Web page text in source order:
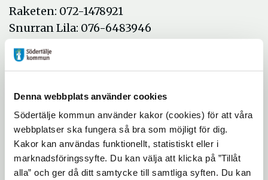
Denna webbplats använder cookies
Södertälje kommun använder kakor (cookies) för att våra
webbplatser ska fungera så bra som möjligt för dig.
Kakor kan användas funktionellt, statistiskt eller i
marknadsföringssyfte. Du kan välja att klicka på ”Tillåt
alla” och ger då ditt samtycke till samtliga syften. Du kan
Raketen: 072-1478921
Snurran Lila: 076-6483946
Snurran Grön: 076-6483946
Seglet: 076 10432267
Timglaset Blå: 076-1042694
Timglaset Grön: 076-1041049
Önskar ni besöka förskolan är ni välkomna
att kontakta rektor/biträdande rektor för